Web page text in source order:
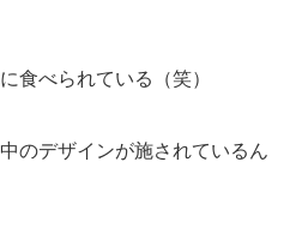
食べられている（笑）
のデザインが施されているん